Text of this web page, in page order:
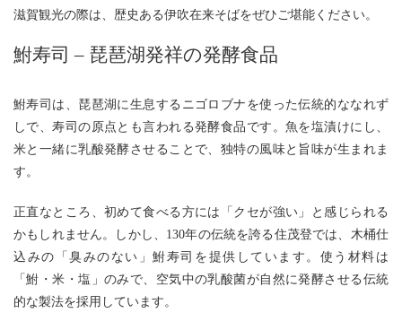
滋賀観光の際は、歴史ある伊吹在来そばをぜひご堪能ください。
鮒寿司 – 琵琶湖発祥の発酵食品
鮒寿司は、琵琶湖に生息するニゴロブナを使った伝統的ななれず
しで、寿司の原点とも言われる発酵食品です。魚を塩漬けにし、
米と一緒に乳酸発酵させることで、独特の風味と旨味が生まれま
す。
正直なところ、初めて食べる方には「クセが強い」と感じられる
かもしれません。しかし、130年の伝統を誇る住茂登では、木桶仕
込みの「臭みのない」鮒寿司を提供しています。使う材料は
「鮒・米・塩」のみで、空気中の乳酸菌が自然に発酵させる伝統
的な製法を採用しています。